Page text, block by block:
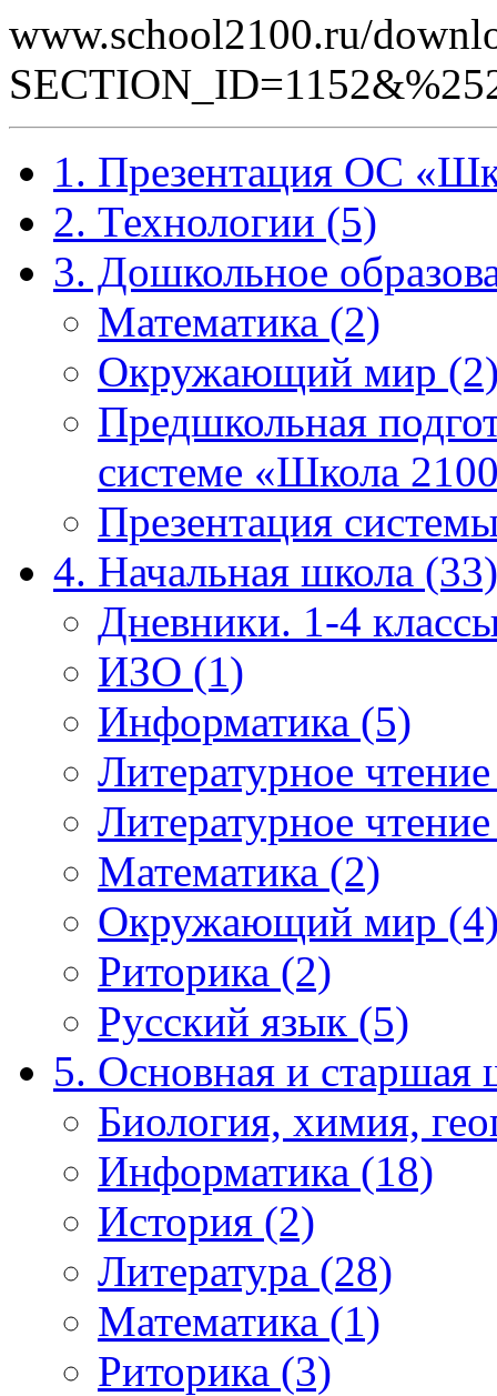
www.school2100.ru/
1. Презентация ОС
2. Технологии (5)
3. Дошкольное
Математика (2)
Окружающий мир
Предшкольная
системе «Школа
Презентация
4. Начальная школа (33)
Дневники. 1-4
ИЗО (1)
Информатика (5)
Литературное
Литературное
Математика (2)
Окружающий мир
Риторика (2)
Русский язык (5)
5. Основная и старшая
Биология, химия,
Информатика (18)
История (2)
Литература (28)
Математика (1)
Риторика (3)